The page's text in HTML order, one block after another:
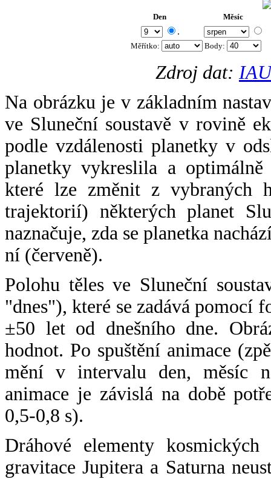
Den Měsíc
.
Měřítko: Body:
Zdroj dat:
Na obrázku je v základním
ve Sluneční soustavě v rovině
podle vzdálenosti planetky v
planetky vykreslila a
které lze změnit z vybraných
trajektorií) některých planet
naznačuje, zda se planetka
ní (červeně).
Polohu těles ve Sluneční
"dnes"), které se zadává pomocí
±50 let od dnešního dne.
hodnot. Po spuštění animace
mění v intervalu den, měsíc
animace je závislá na době
0,5-0,8 s).
Dráhové elementy
gravitace Jupitera a Saturna